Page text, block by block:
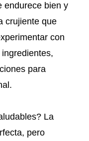
endurece bien y
crujiente que
con
para
La
pero